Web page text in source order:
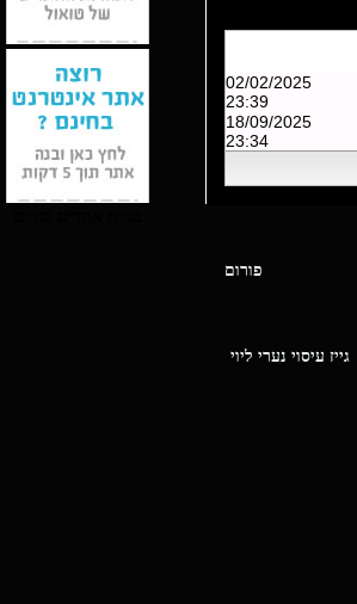
02/02/2025
23:39
18/09/2025
23:34
פורום
גייז עיסוי נערי ליוי